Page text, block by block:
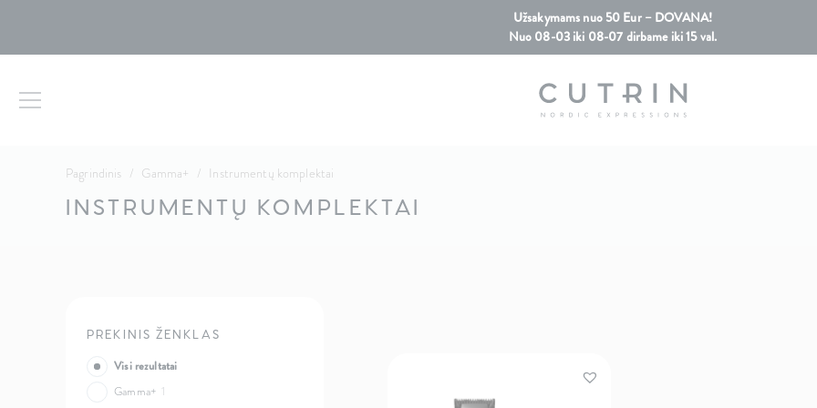
Užsakymams nuo 50 Eur – DOVANA!
Nuo 08-03 iki 08-07 dirbame iki 15 val.
Pagrindinis / Gamma+ / Instrumentų komplektai
INSTRUMENTŲ KOMPLEKTAI
PREKINIS ŽENKLAS
Visi rezultatai
Gamma+ 1